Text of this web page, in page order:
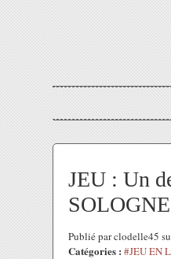
JEU : Un
SOLOGNE
Publié par clodelle45
Catégories : #JEU EN